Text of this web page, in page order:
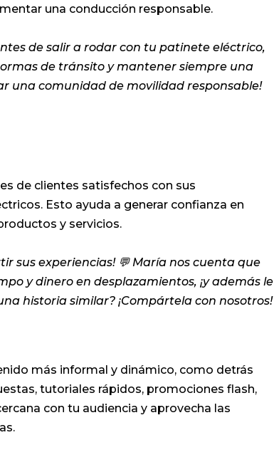
una conducción responsable.
de salir a rodar con tu patinete eléctrico,
de tránsito y mantener siempre una
una comunidad de movilidad responsable!
de clientes satisfechos con sus
Esto ayuda a generar confianza en
y servicios.
sus experiencias! 💬 María nos cuenta que
y dinero en desplazamientos, ¡y además le
historia similar? ¡Compártela con nosotros!
más informal y dinámico, como detrás
tutoriales rápidos, promociones flash,
con tu audiencia y aprovecha las